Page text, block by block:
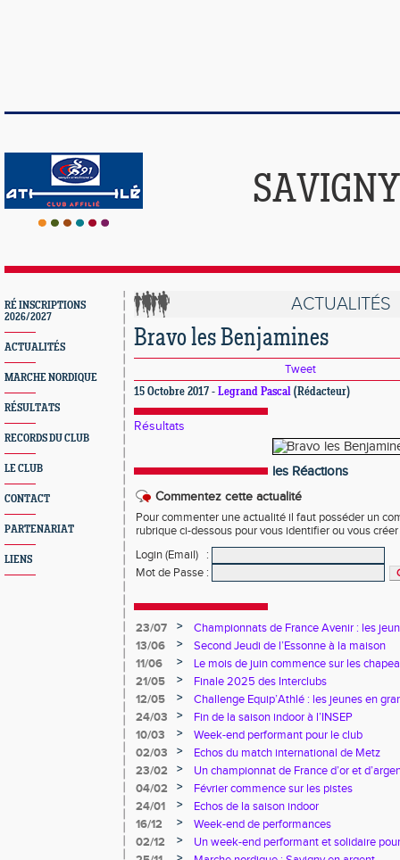
RÉ INSCRIPTIONS
2026/2027
ACTUALITÉS
MARCHE NORDIQUE
RÉSULTATS
RECORDS DU CLUB
LE CLUB
CONTACT
PARTENARIAT
LIENS
ACTUALITÉS
Bravo les Benjamines
Tweet
15 Octobre 2017 - Legrand Pascal (Rédacteur)
Résultats
les Réactions
Commentez cette actualité
Pour commenter une actualité il faut posséder un
rubrique ci-dessous pour vous identifier ou vous
Login (Email)
:
Mot de Passe :
23/07 >
Championnats de France Avenir : les
13/06
>
Second Jeudi de l’Essonne à la maison
11/06
>
Le mois de juin commence sur les
21/05
>
Finale 2025 des Interclubs
12/05
>
Challenge Equip’Athlé : les jeunes en
24/03
>
Fin de la saison indoor à l’INSEP
10/03
>
Week-end performant pour le club
02/03
>
Echos du match international de Metz
23/02
>
Un championnat de France d’or et
04/02
>
Février commence sur les pistes
24/01
>
Echos de la saison indoor
16/12
>
Week-end de performances
02/12
>
Un week-end performant et solidaire